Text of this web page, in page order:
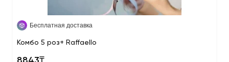
Бесплатная доставка
Комбо 5 роз+ Raffaello